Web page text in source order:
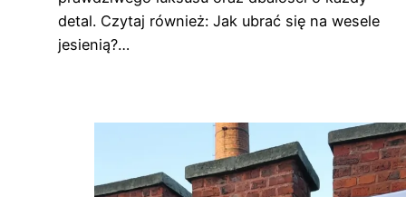
detal. Czytaj również: Jak ubrać się na wesele
jesienią?…